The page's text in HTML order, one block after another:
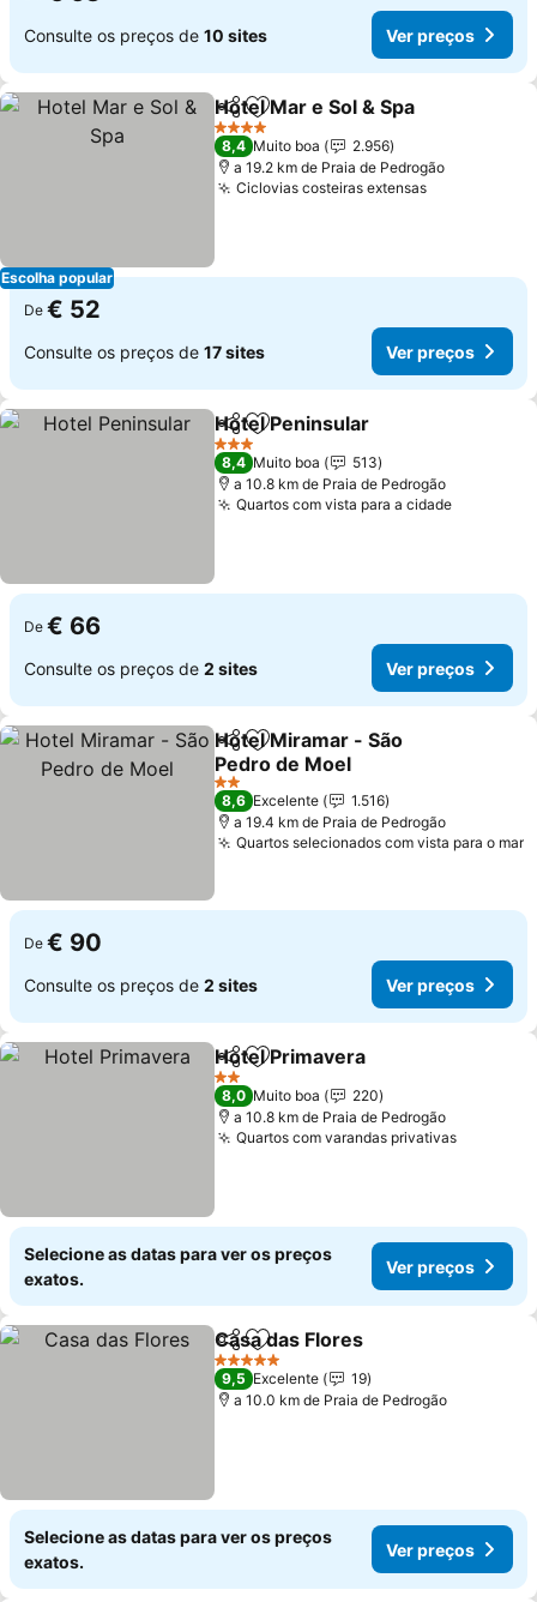
Consulte os preços de 10 sites Ver preços
Escolha popular
PartilharAdicionar aos favoritos
Hotel Mar e Sol & Spa
4 Estrelas
8,4 Muito boa
2.956
a 19.2 km de Praia de Pedrogão
Ciclovias costeiras extensasVer preços
De € 52
Consulte os preços de 17 sites Ver preços
PartilharAdicionar aos favoritos
Hotel Peninsular
3 Estrelas
8,4 Muito boa
513
a 10.8 km de Praia de Pedrogão
Quartos com vista para a cidadeVer
De € 66
Consulte os preços de 2 sites Ver preços
PartilharAdicionar aos favoritos
Hotel Miramar - São
Pedro de Moel
Ver preços
2 Estrelas
8,6 Excelente
1.516
a 19.4 km de Praia de Pedrogão
Quartos selecionados com vista para o mar
De € 90
Consulte os preços de 2 sites Ver preços
PartilharAdicionar aos favoritos
Hotel Primavera
2 Estrelas
8,0 Muito boa
220
a 10.8 km de Praia de Pedrogão
Quartos com varandas privativasVer
Selecione as datas para ver os preços
exatos.
Ver preços
PartilharAdicionar aos favoritos
Casa das Flores
5 Estrelas
9,5 Excelente
19
a 10.0 km de Praia de Pedrogão
Selecione as datas para ver os preços
exatos.
Ver preços